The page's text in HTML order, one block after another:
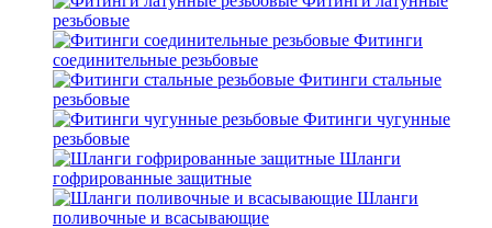
резьбовые
Фитинги
соединительные резьбовые
Фитинги стальные
резьбовые
Фитинги чугунные
резьбовые
Шланги
гофрированные защитные
Шланги
поливочные и всасывающие